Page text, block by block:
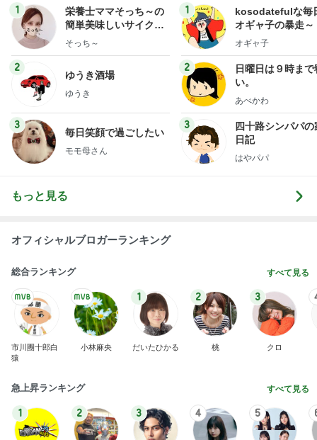
1
栄養士ママそっち～の
簡単美味しいサイクル
献立
そっち～
2
ゆうき酒場
ゆうき
3
毎日笑顔で過ごしたい
モモ母さん
1
kosodatefulな毎
オギャ子の暴走～
オギャ子
2
日曜日は９時まで
い。
あべかわ
3
四十路シンパパの
日記
はやパパ
もっと見る
オフィシャルブロガーランキング
総合ランキング すべて見る
市川團十郎白
猿
小林麻央
1
だいたひかる
2
桃
3
クロ
急上昇ランキング すべて見る
1 2 3 4 5